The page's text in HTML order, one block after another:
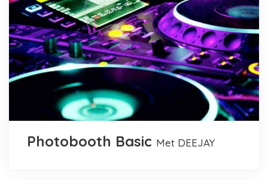
Photobooth Basic met DEEJAY